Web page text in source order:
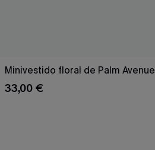
Minivestido floral de Palm Avenue
33,00 €